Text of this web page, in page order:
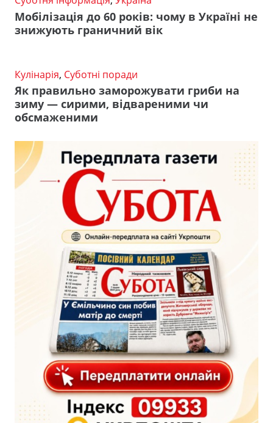
Мобілізація до 60 років: чому в Україні не
знижують граничний вік
Кулінарія, Суботні поради
Як правильно заморожувати гриби на
зиму — сирими, відвареними чи
обсмаженими